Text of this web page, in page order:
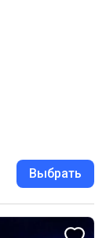
Выбрать